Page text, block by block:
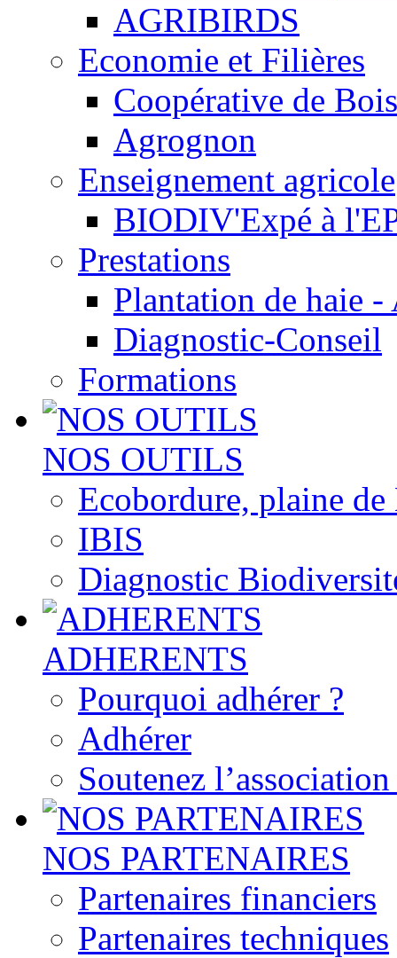
AGRIBIRDS
Economie et Filières
Coopérative de
Agrognon
Enseignement agricole
BIODIV'Expé à
Prestations
Plantation de haie
Diagnostic-Conseil
Formations
NOS OUTILS
Ecobordure, plaine de
IBIS
Diagnostic
ADHERENTS
Pourquoi adhérer ?
Adhérer
Soutenez
NOS PARTENAIRES
Partenaires financiers
Partenaires techniques